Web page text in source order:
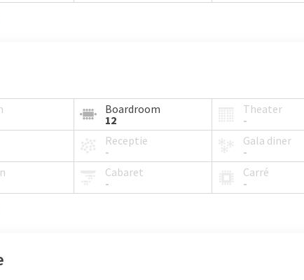
Boardroom
12
Theater
-
Receptie
-
Gala diner
-
Cabaret
-
Carré
-